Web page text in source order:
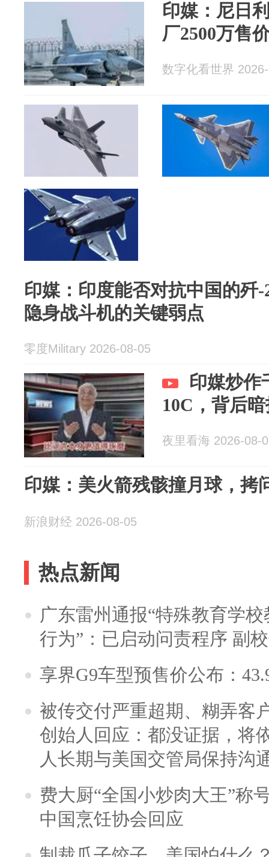
印媒：尼日
厂2500万售
数字化看世界
印媒：印度能否对抗中国的歼
隐身战斗机的关键弱点
零度Military 2026-08-05
印媒炒作
10C，背后
夜里看海 2026-08-
印媒：美火箭残骸撞月球，拷
新浪财经 2026-08-05
热点新闻
广东雷州通报“特殊教育学
行为”：已启动问责程序 副
享界G9车型预售价公布：
被传交付严重超期、糊弄客
创始人回应：都没证据，将
人长期与美国交管局保持沟
费大厨“全国小炒肉大王”称
中国烹饪协会回应